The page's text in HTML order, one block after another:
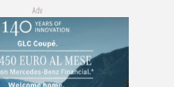
Adv